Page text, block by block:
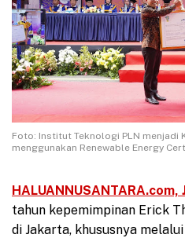
Foto: Institut Teknologi PLN menjadi
menggunakan Renewable Energy
HALUANNUSANTARA.com,
tahun kepemimpinan Erick
di Jakarta, khususnya